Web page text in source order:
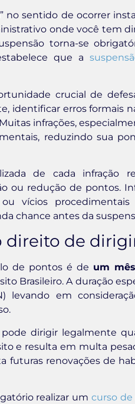
no sentido de ocorrer
onde você tem
torna-se
que a
crucial de
identificar erros formais
infrações,
reduzindo sua
de cada infração
ou redução de pontos.
vícios
chance antes da
direito de
de pontos é de um
Brasileiro. A duração
levando em
dirigir legalmente
e resulta em multa
futuras renovações de
realizar um curso de